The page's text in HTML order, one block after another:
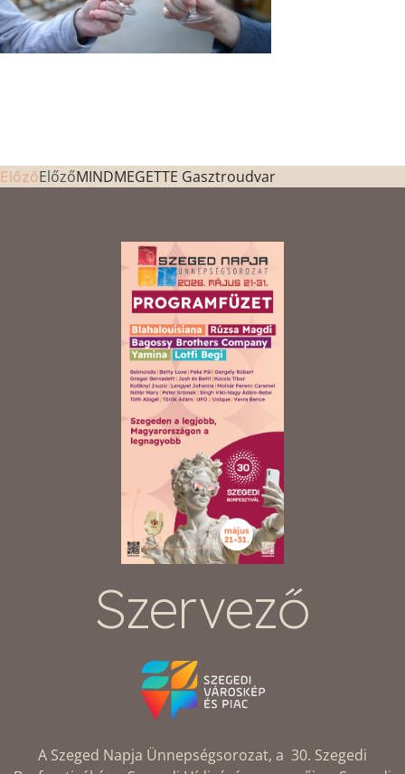
ElőzőElőzőMINDMEGETTE Gasztroudvar
Szervező
A Szeged Napja Ünnepségsorozat, a 30. Szegedi